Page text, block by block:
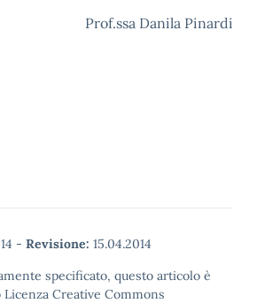
Prof.ssa Danila Pinardi
- Revisione: 15.04.2014
specificato, questo articolo è
Creative Commons